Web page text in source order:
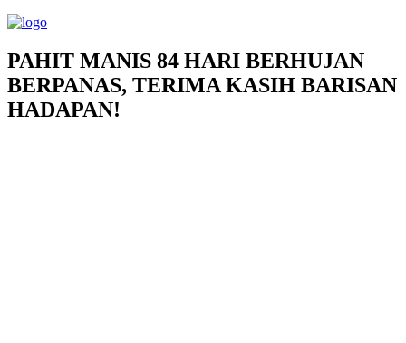
PAHIT MANIS 84 HARI BERHUJAN
BERPANAS, TERIMA KASIH BARISAN
HADAPAN!